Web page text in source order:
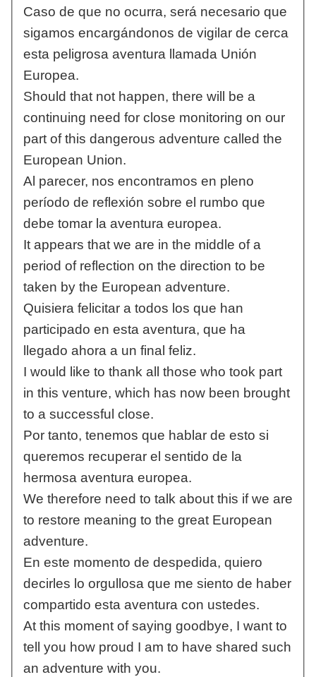
Caso de que no ocurra, será necesario que
sigamos encargándonos de vigilar de cerca
esta peligrosa aventura llamada Unión
Europea.
Should that not happen, there will be a
continuing need for close monitoring on our
part of this dangerous adventure called the
European Union.
Al parecer, nos encontramos en pleno
período de reflexión sobre el rumbo que
debe tomar la aventura europea.
It appears that we are in the middle of a
period of reflection on the direction to be
taken by the European adventure.
Quisiera felicitar a todos los que han
participado en esta aventura, que ha
llegado ahora a un final feliz.
I would like to thank all those who took part
in this venture, which has now been brought
to a successful close.
Por tanto, tenemos que hablar de esto si
queremos recuperar el sentido de la
hermosa aventura europea.
We therefore need to talk about this if we are
to restore meaning to the great European
adventure.
En este momento de despedida, quiero
decirles lo orgullosa que me siento de haber
compartido esta aventura con ustedes.
At this moment of saying goodbye, I want to
tell you how proud I am to have shared such
an adventure with you.